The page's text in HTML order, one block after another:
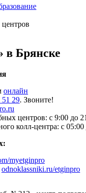
в Брянске
онлайн
51 29. Звоните!
центров: с 9:00 до
колл-центра: с
myetginpro
odnoklassniki.ru/etginpro